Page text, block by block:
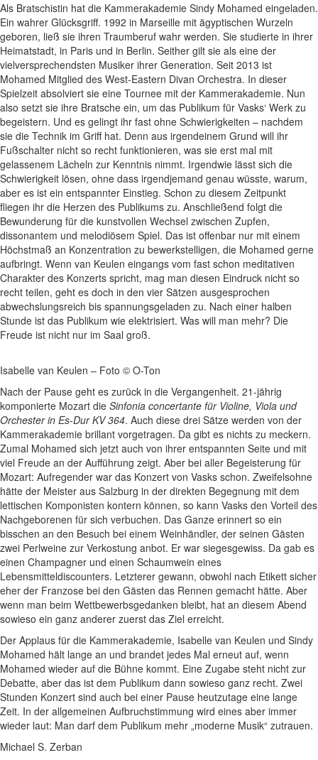
Als Bratschistin hat die Kammerakademie Sindy Mohamed eingeladen.
Ein wahrer Glücksgriff. 1992 in Marseille mit ägyptischen Wurzeln
geboren, ließ sie ihren Traumberuf wahr werden. Sie studierte in ihrer
Heimatstadt, in Paris und in Berlin. Seither gilt sie als eine der
vielversprechendsten Musiker ihrer Generation. Seit 2013 ist
Mohamed Mitglied des West-Eastern Divan Orchestra. In dieser
Spielzeit absolviert sie eine Tournee mit der Kammerakademie. Nun
also setzt sie ihre Bratsche ein, um das Publikum für Vasks‘ Werk zu
begeistern. Und es gelingt ihr fast ohne Schwierigkeiten – nachdem
sie die Technik im Griff hat. Denn aus irgendeinem Grund will ihr
Fußschalter nicht so recht funktionieren, was sie erst mal mit
gelassenem Lächeln zur Kenntnis nimmt. Irgendwie lässt sich die
Schwierigkeit lösen, ohne dass irgendjemand genau wüsste, warum,
aber es ist ein entspannter Einstieg. Schon zu diesem Zeitpunkt
fliegen ihr die Herzen des Publikums zu. Anschließend folgt die
Bewunderung für die kunstvollen Wechsel zwischen Zupfen,
dissonantem und melodiösem Spiel. Das ist offenbar nur mit einem
Höchstmaß an Konzentration zu bewerkstelligen, die Mohamed gerne
aufbringt. Wenn van Keulen eingangs vom fast schon meditativen
Charakter des Konzerts spricht, mag man diesen Eindruck nicht so
recht teilen, geht es doch in den vier Sätzen ausgesprochen
abwechslungsreich bis spannungsgeladen zu. Nach einer halben
Stunde ist das Publikum wie elektrisiert. Was will man mehr? Die
Freude ist nicht nur im Saal groß.
Isabelle van Keulen – Foto © O-Ton
Nach der Pause geht es zurück in die Vergangenheit. 21-jährig
komponierte Mozart die Sinfonia concertante für Violine, Viola und
Orchester in Es-Dur KV 364. Auch diese drei Sätze werden von der
Kammerakademie brillant vorgetragen. Da gibt es nichts zu meckern.
Zumal Mohamed sich jetzt auch von ihrer entspannten Seite und mit
viel Freude an der Aufführung zeigt. Aber bei aller Begeisterung für
Mozart: Aufregender war das Konzert von Vasks schon. Zweifelsohne
hätte der Meister aus Salzburg in der direkten Begegnung mit dem
lettischen Komponisten kontern können, so kann Vasks den Vorteil des
Nachgeborenen für sich verbuchen. Das Ganze erinnert so ein
bisschen an den Besuch bei einem Weinhändler, der seinen Gästen
zwei Perlweine zur Verkostung anbot. Er war siegesgewiss. Da gab es
einen Champagner und einen Schaumwein eines
Lebensmitteldiscounters. Letzterer gewann, obwohl nach Etikett sicher
eher der Franzose bei den Gästen das Rennen gemacht hätte. Aber
wenn man beim Wettbewerbsgedanken bleibt, hat an diesem Abend
sowieso ein ganz anderer zuerst das Ziel erreicht.
Der Applaus für die Kammerakademie, Isabelle van Keulen und Sindy
Mohamed hält lange an und brandet jedes Mal erneut auf, wenn
Mohamed wieder auf die Bühne kommt. Eine Zugabe steht nicht zur
Debatte, aber das ist dem Publikum dann sowieso ganz recht. Zwei
Stunden Konzert sind auch bei einer Pause heutzutage eine lange
Zeit. In der allgemeinen Aufbruchstimmung wird eines aber immer
wieder laut: Man darf dem Publikum mehr „moderne Musik“ zutrauen.
Michael S. Zerban